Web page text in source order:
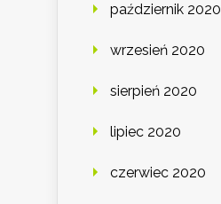
październik 2020
wrzesień 2020
sierpień 2020
lipiec 2020
czerwiec 2020